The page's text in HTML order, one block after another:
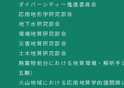
ダイバーシティー推進委員会
応用地形学研究部会
地下水研究部会
環境地質研究部会
災害地質研究部会
土木地質研究部会
廃棄物処分における地質環境・解析手
五期）
火山地域における応用地質学的諸問題